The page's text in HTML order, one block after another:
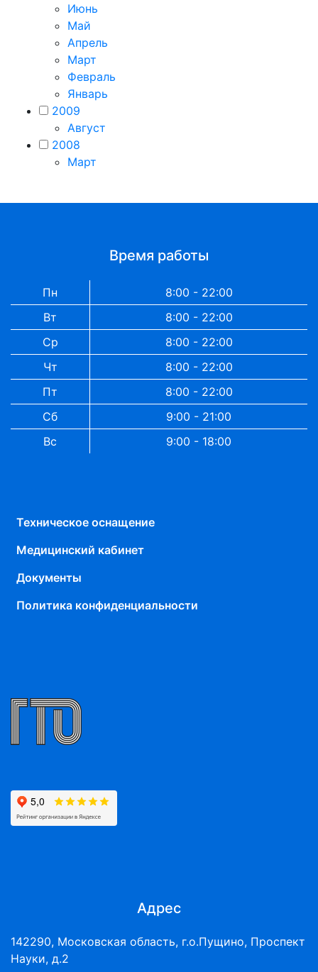
Июнь
Май
Апрель
Март
Февраль
Январь
2009
Август
2008
Март
Время работы
Пн
8:00 - 22:00
Вт
8:00 - 22:00
Ср
8:00 - 22:00
Чт
8:00 - 22:00
Пт
8:00 - 22:00
Сб
9:00 - 21:00
Вс
9:00 - 18:00
Техническое оснащение
Медицинский кабинет
Документы
Политика конфиденциальности
Адрес
142290, Московская область, г.о.Пущино, Проспект
Науки, д.2